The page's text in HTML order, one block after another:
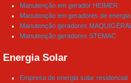
Manutenção em gerador HEIMER
Manutenção em geradores de energia
Manutenção geradores MAQUIGERAL
Manutenção geradores STEMAC
Energia Solar
Empresa de energia solar residencial